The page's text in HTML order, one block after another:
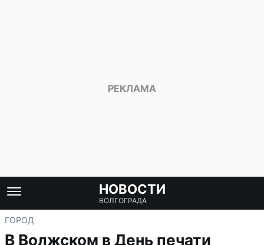
НОВОСТИ
ВОЛГОГРАДА
ГОРОД
В Волжском в День печати